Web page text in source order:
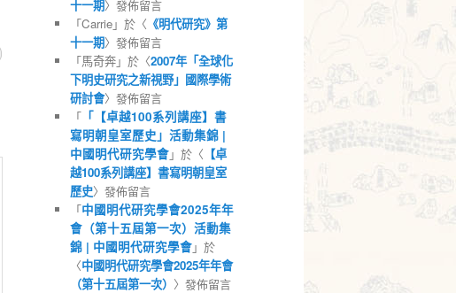
十一期〉發佈留言
「Carrie」於〈 《明代研究》第
十一期〉發佈留言
「馬奇奔」於〈2007年「全球化
下明史研究之新視野」國際學術
研討會〉發佈留言
「 「【卓越100系列講座】書
寫明朝皇室歷史」活動集錦 |
中國明代研究學會」於〈 【卓
越100系列講座】書寫明朝皇室
歷史〉發佈留言
「中國明代研究學會2025年年
會（第十五屆第一次）活動集
錦 | 中國明代研究學會」於
〈中國明代研究學會2025年年會
（第十五屆第一次） 〉發佈留言